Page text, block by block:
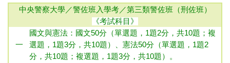
中央警察大學／警佐班入學考／第三類警佐班（刑佐班）
《考試科目》
一
國文與憲法：國文50分（單選題，1題2分，共10題；複
選題，1題3分，共10題）、憲法50分（單選題，1題2
分，共10題；複選題，1題3分，共10題）
。